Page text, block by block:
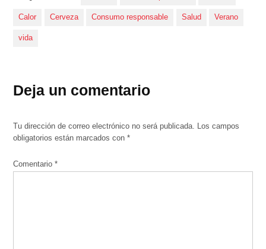
Calor Cerveza Consumo responsable Salud Verano
vida
Deja un comentario
Tu dirección de correo electrónico no será publicada. Los campos
obligatorios están marcados con*
Comentario*